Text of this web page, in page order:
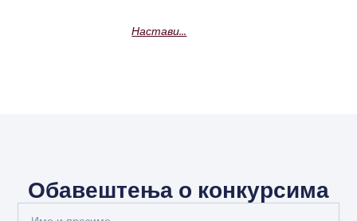
Настави...
Обавештења о конкурсима